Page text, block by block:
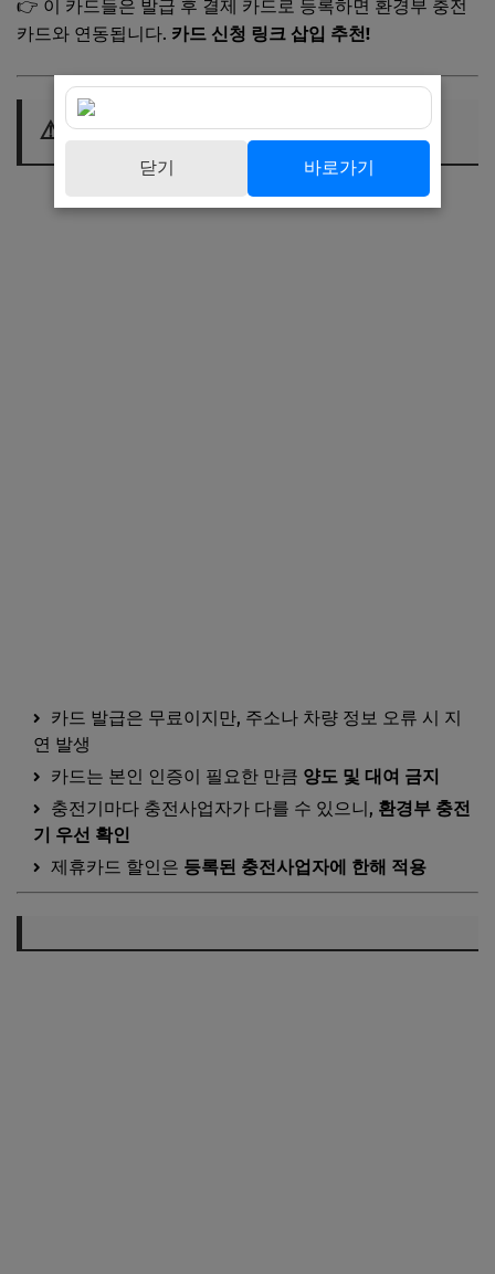
👉 이 카드들은 발급 후 결제 카드로 등록하면 환경부 충전
카드와 연동됩니다. 카드 신청 링크 삽입 추천!
⚠️ 사용 시 주의사항
카드 발급은 무료이지만, 주소나 차량 정보 오류 시 지
연 발생
카드는 본인 인증이 필요한 만큼 양도 및 대여 금지
충전기마다 충전사업자가 다를 수 있으니, 환경부 충전
기 우선 확인
제휴카드 할인은 등록된 충전사업자에 한해 적용
닫기 바로가기